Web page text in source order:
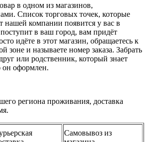
в одном из магазинов,
Список торговых точек, которые
нашей компании появится у вас в
поступит в ваш город, вам придёт
идёте в этот магазин, обращаетесь к
зоне и называете номер заказа. Забрать
или родственник, который знает
он оформлен.
региона проживания, доставка
Самовывоз из